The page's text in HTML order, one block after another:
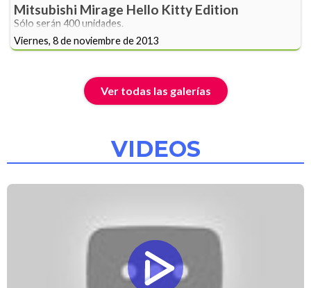
Mitsubishi Mirage Hello Kitty Edition
Sólo serán 400 unidades.
Viernes, 8 de noviembre de 2013
Ver todas las galerías
VIDEOS